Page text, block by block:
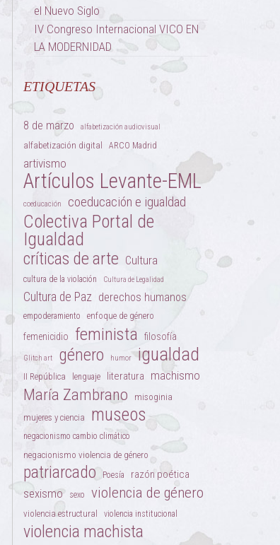
el Nuevo Siglo
IV Congreso Internacional VICO EN
LA MODERNIDAD
ETIQUETAS
8 de marzo alfabetización audiovisual
alfabetización digital ARCO Madrid
artivismo
Artículos Levante-EML
coeducación coeducación e igualdad
Colectiva Portal de
Igualdad
críticas de arte Cultura
cultura de la violación Cultura de Legalidad
Cultura de Paz derechos humanos
empoderamiento enfoque de género
femenicidio feminista filosofía
Glitch art género humor igualdad
II República lenguaje literatura machismo
María Zambrano
misoginia
mujeres y ciencia
museos
negacionismo cambio climático
negacionismo violencia de género
patriarcado Poesía razón poética
sexismo sexo violencia de género
violencia estructural violencia institucional
violencia machista